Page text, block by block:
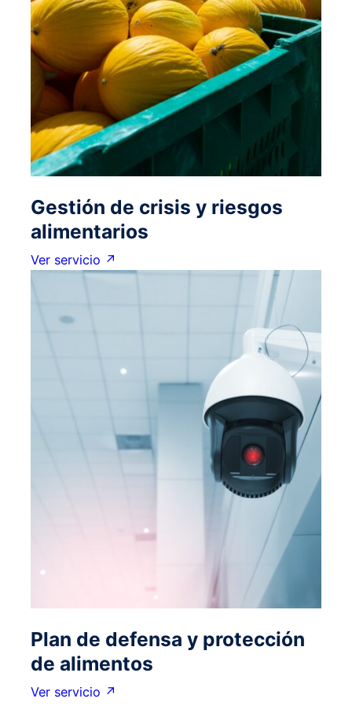
Gestión de crisis y riesgos
alimentarios
Ver servicio ↗
Plan de defensa y protección
de alimentos
Ver servicio ↗